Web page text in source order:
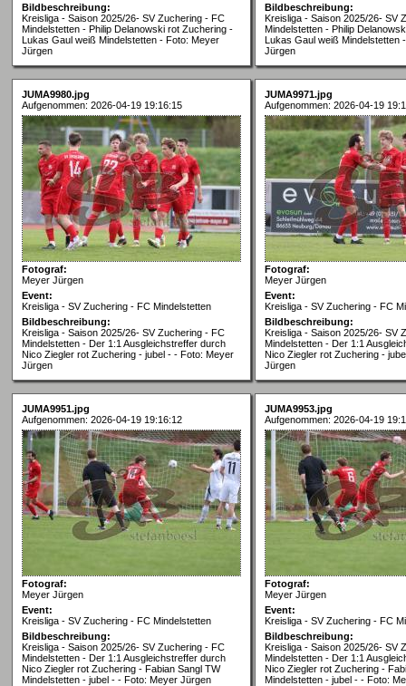
Bildbeschreibung:
Kreisliga - Saison 2025/26- SV Zuchering - FC
Mindelstetten - Philip Delanowski rot Zuchering -
Lukas Gaul weiß Mindelstetten - Foto: Meyer
Jürgen
Bildbeschreibung:
Kreisliga - Saison 2025/26- SV
Mindelstetten - Philip
Lukas Gaul weiß Mindelstetten
Jürgen
JUMA9980.jpg
Aufgenommen: 2026-04-19 19:16:15
Fotograf:
Meyer Jürgen
Event:
Kreisliga - SV Zuchering - FC Mindelstetten
Bildbeschreibung:
Kreisliga - Saison 2025/26- SV Zuchering - FC
Mindelstetten - Der 1:1 Ausgleichstreffer durch
Nico Ziegler rot Zuchering - jubel - - Foto: Meyer
Jürgen
JUMA9971.jpg
Aufgenommen: 2026-04-19
Fotograf:
Meyer Jürgen
Event:
Kreisliga - SV Zuchering - FC
Bildbeschreibung:
Kreisliga - Saison 2025/26- SV
Mindelstetten - Der 1:1
Nico Ziegler rot Zuchering -
Jürgen
JUMA9951.jpg
Aufgenommen: 2026-04-19 19:16:12
Fotograf:
Meyer Jürgen
Event:
Kreisliga - SV Zuchering - FC Mindelstetten
Bildbeschreibung:
Kreisliga - Saison 2025/26- SV Zuchering - FC
Mindelstetten - Der 1:1 Ausgleichstreffer durch
Nico Ziegler rot Zuchering - Fabian Sangl TW
Mindelstetten - jubel - - Foto: Meyer Jürgen
JUMA9953.jpg
Aufgenommen: 2026-04-19
Fotograf:
Meyer Jürgen
Event:
Kreisliga - SV Zuchering - FC
Bildbeschreibung:
Kreisliga - Saison 2025/26- SV
Mindelstetten - Der 1:1
Nico Ziegler rot Zuchering -
Mindelstetten - jubel - - Foto: